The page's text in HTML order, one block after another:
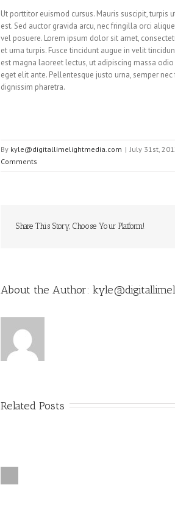
Ut porttitor euismod cursus. Mauris suscipit,
est. Sed auctor gravida arcu, nec fringilla orci
vel posuere. Lorem ipsum dolor sit amet,
et urna turpis. Fusce tincidunt augue in velit
est magna laoreet lectus, ut adipiscing massa
eget elit ante. Pellentesque justo urna, semper
dignissim pharetra.
By kyle@digitallimelightmedia.com | July 31st,
Comments
Share This Story, Choose Your Platform!
About the Author:
Related Posts